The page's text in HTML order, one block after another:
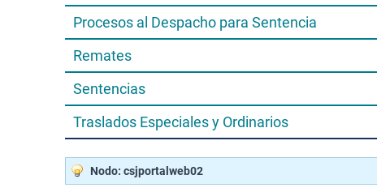
Procesos al Despacho para Sentencia
Remates
Sentencias
Traslados Especiales y Ordinarios
Nodo: csjportalweb02